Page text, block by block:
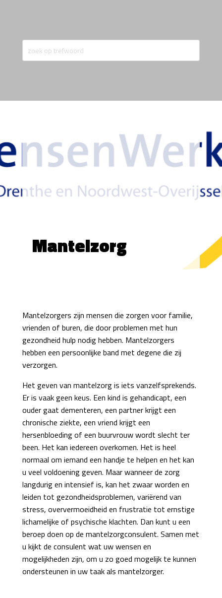
Mantelzorg
Mantelzorgers zijn mensen die zorgen voor familie,
vrienden of buren, die door problemen met hun
gezondheid hulp nodig hebben. Mantelzorgers
hebben een persoonlijke band met degene die zij
verzorgen.
Het geven van mantelzorg is iets vanzelfsprekends.
Er is vaak geen keus. Een kind is gehandicapt, een
ouder gaat dementeren, een partner krijgt een
chronische ziekte, een vriend krijgt een
hersenbloeding of een buurvrouw wordt slecht ter
been. Het kan iedereen overkomen. Het is heel
normaal om iemand een handje te helpen en het kan
u veel voldoening geven. Maar wanneer de zorg
langdurig en intensief is, kan het zwaar worden en
leiden tot gezondheidsproblemen, variërend van
stress, oververmoeidheid en frustratie tot ernstige
lichamelijke of psychische klachten. Dan kunt u een
beroep doen op de mantelzorgconsulent. Samen met
u kijkt de consulent wat uw wensen en
mogelijkheden zijn, om u zo goed mogelijk te kunnen
ondersteunen in uw taak als mantelzorger.